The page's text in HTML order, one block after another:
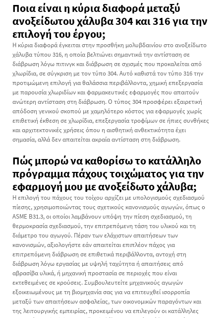
Ποια είναι η κύρια διαφορά μεταξύ
ανοξείδωτου χάλυβα 304 και 316 για την
επιλογή του έργου;
Η κύρια διαφορά έγκειται στην προσθήκη μολυβδαινίου στο ανοξείδωτο
χάλυβα τύπου 316, η οποία βελτιώνει σημαντικά την αντίσταση σε
διάβρωση λόγω πιτινγκ και διάβρωση σε σχισμές που προκαλείται από
χλωρίδια, σε σύγκριση με τον τύπο 304. Αυτό καθιστά τον τύπο 316 την
προτιμώμενη επιλογή για θαλάσσια περιβάλλοντα, χημική επεξεργασία
με παρουσία χλωριδίων και φαρμακευτικές εφαρμογές που απαιτούν
ανώτερη αντίσταση στη διάβρωση. Ο τύπος 304 προσφέρει εξαιρετική
απόδοση γενικού σκοπού με χαμηλότερο κόστος για εφαρμογές χωρίς
επιθετική έκθεση σε χλωρίδια, επεξεργασία τροφίμων σε ήπιες συνθήκες
και αρχιτεκτονικές χρήσεις όπου η αισθητική ανθεκτικότητα έχει
σημασία, αλλά δεν απαιτείται ακραία αντίσταση στη διάβρωση.
Πώς μπορώ να καθορίσω το κατάλληλο
πρόγραμμα πάχους τοιχώματος για την
εφαρμογή μου με ανοξείδωτο χάλυβα;
Η επιλογή του πάχους του τοίχου αρχίζει με υπολογισμούς σχεδιασμού
πίεσης, χρησιμοποιώντας τους σχετικούς κανονισμούς αγωγών, όπως ο
ASME B31.3, οι οποίοι λαμβάνουν υπόψη την πίεση σχεδιασμού, τη
θερμοκρασία σχεδιασμού, την επιτρεπόμενη τάση του υλικού και τη
διάμετρο του αγωγού. Πέραν των ελάχιστων απαιτήσεων των
κανονισμών, αξιολογήστε εάν απαιτείται επιπλέον πάχος για
επιτρεπόμενη διάβρωση σε επιθετικά περιβάλλοντα, αντοχή στη
διάβρωση λόγω εργασίας με υψηλή ταχύτητα ή απαιτήσεις από
αβρασίβα υλικά, ή μηχανική προστασία σε περιοχές που είναι
εκτεθειμένες σε κρούσεις. Συμβουλευτείτε μηχανικούς αγωγών
εξοικειωμένους με τη βιομηχανία σας για να επιτευχθεί ισορροπία
μεταξύ των απαιτήσεων ασφαλείας, των οικονομικών παραγόντων και
της λειτουργικής εμπειρίας, προκειμένου να επιλεγούν οι κατάλληλες